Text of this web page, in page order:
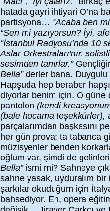
hatada gayri ihtiyari O’na
partisyona… “Acaba ben
“Sen mi yazıyorsun? İyi,
“İstanbul Radyosu’nda 10
Aslar Orkestraları'nın
sesimden tanırlar.”
Bella” derler bana. Duygulu
Hapşuda hep beraber
diyorlar benim için. O güne
pantolon (kendi
(bale hocama teşekkürler),
parçalarımdan başkasını
her gün prova; ta tabanca
müzisyenler benden
oğlum var, şimdi de
Bella” ismi mi? Sahneye
sahne yasak, uyduralım bir
şarkılar okuduğum için
bahsediyor. Eh, opera